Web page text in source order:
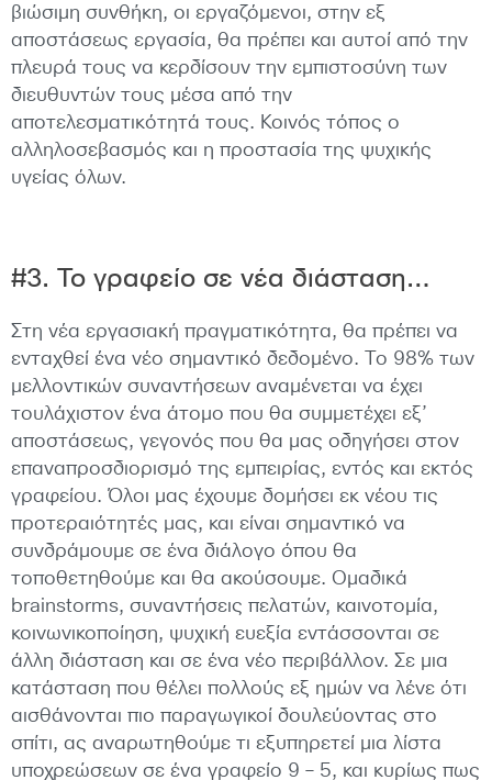
βιώσιμη συνθήκη, οι εργαζόμενοι, στην εξ
αποστάσεως εργασία, θα πρέπει και αυτοί από την
πλευρά τους να κερδίσουν την εμπιστοσύνη των
διευθυντών τους μέσα από την
αποτελεσματικότητά τους. Κοινός τόπος ο
αλληλοσεβασμός και η προστασία της ψυχικής
υγείας όλων.
#3. Το γραφείο σε νέα διάσταση…
Στη νέα εργασιακή πραγματικότητα, θα πρέπει να
ενταχθεί ένα νέο σημαντικό δεδομένο. Το 98% των
μελλοντικών συναντήσεων αναμένεται να έχει
τουλάχιστον ένα άτομο που θα συμμετέχει εξ’
αποστάσεως, γεγονός που θα μας οδηγήσει στον
επαναπροσδιορισμό της εμπειρίας, εντός και εκτός
γραφείου. Όλοι μας έχουμε δομήσει εκ νέου τις
προτεραιότητές μας, και είναι σημαντικό να
συνδράμουμε σε ένα διάλογο όπου θα
τοποθετηθούμε και θα ακούσουμε. Ομαδικά
brainstorms, συναντήσεις πελατών, καινοτομία,
κοινωνικοποίηση, ψυχική ευεξία εντάσσονται σε
άλλη διάσταση και σε ένα νέο περιβάλλον. Σε μια
κατάσταση που θέλει πολλούς εξ ημών να λένε ότι
αισθάνονται πιο παραγωγικοί δουλεύοντας στο
σπίτι, ας αναρωτηθούμε τι εξυπηρετεί μια λίστα
υποχρεώσεων σε ένα γραφείο 9 – 5, και κυρίως πως